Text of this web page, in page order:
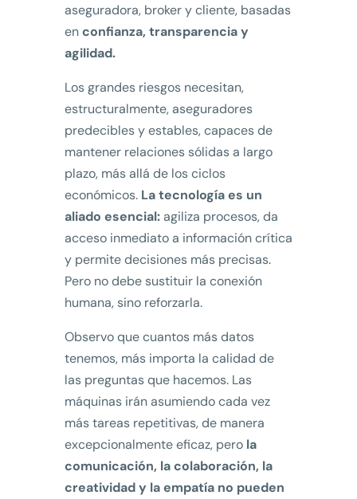
aseguradora, broker y cliente, basadas
enconfianza, transparencia y
agilidad.
Los grandes riesgos necesitan,
estructuralmente, aseguradores
predecibles y estables, capaces de
mantener relaciones sólidas a largo
plazo, más allá de los ciclos
económicos. La tecnología es un
aliado esencial:agiliza procesos, da
acceso inmediato a información crítica
y permite decisiones más precisas.
Pero no debe sustituir la conexión
humana, sino reforzarla.
Observo que cuantos más datos
tenemos, más importa la calidad de
las preguntas que hacemos. Las
máquinas irán asumiendo cada vez
más tareas repetitivas, de manera
excepcionalmente eficaz, pero la
comunicación, la colaboración, la
creatividad y la empatía no pueden